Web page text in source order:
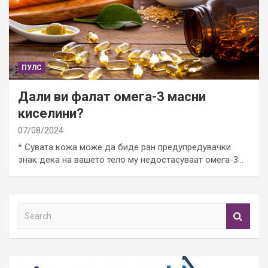
ПУЛС
Дали ви фалат омега-3 масни
киселини?
07/08/2024
* Сувата кожа може да биде ран предупредувачки
знак дека на вашето тело му недостасуваат омега-3…